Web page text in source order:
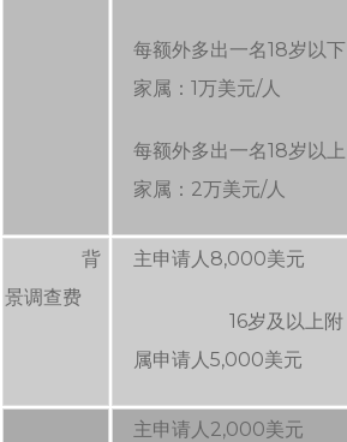
每额外多出一名18岁以下
家属：1万美元/人
每额外多出一名18岁以上
家属：2万美元/人
背
景调查费
主申请人8,000美元
16岁及以上附
属申请人5,000美元
主申请人2,000美元